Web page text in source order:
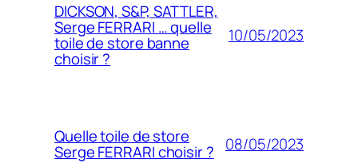
DICKSON, S&P, SATTLER,
Serge FERRARI … quelle
toile de store banne
choisir ?
10/05/2023
Quelle toile de store
Serge FERRARI choisir ? 08/05/2023